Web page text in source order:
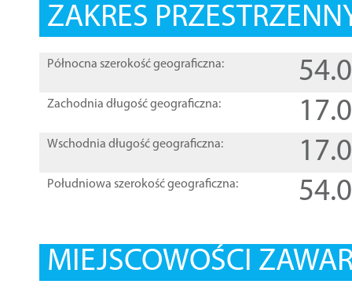
ZAKRES
Północna szerokość geograficzna:
Zachodnia długość geograficzna:
Wschodnia długość geograficzna:
Południowa szerokość geograficzna:
MIEJSCOWOŚCI